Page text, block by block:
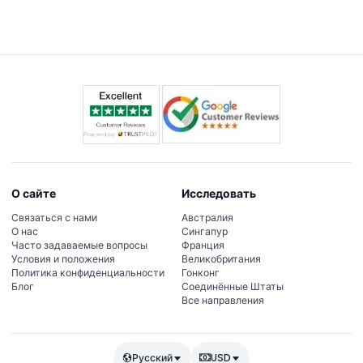
О сайте
Связаться с нами
О нас
Часто задаваемые вопросы
Условия и положения
Политика конфиденциальности
Блог
Исследовать
Австралия
Сингапур
Франция
Великобритания
Гонконг
Соединённые Штаты
Все направления
Русский USD